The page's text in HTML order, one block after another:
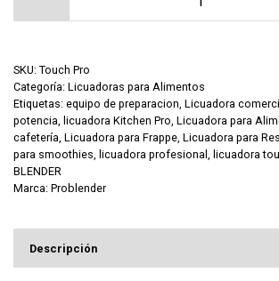
SKU: Touch Pro
Categoría: Licuadoras para Alimentos
Etiquetas: equipo de preparacion, Licuadora
potencia, licuadora Kitchen Pro, Licuadora para
cafetería, Licuadora para Frappe, Licuadora para
para smoothies, licuadora profesional , licuadora
BLENDER
Marca: Problender
Descripción